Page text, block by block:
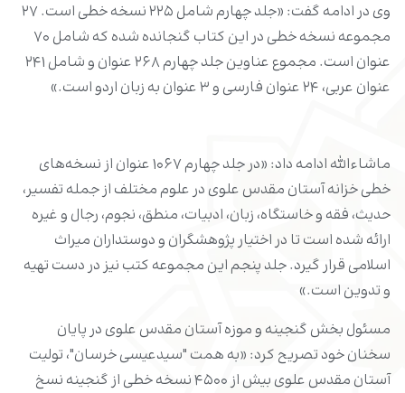
وی در ادامه گفت: «جلد چهارم شامل ۲۲۵ نسخه خطی است. ۲۷
مجموعه نسخه خطی در این کتاب گنجانده شده که شامل ۷۰
عنوان است. مجموع عناوین جلد چهارم ۲۶۸ عنوان و شامل ۲۴۱
عنوان عربی، ۲۴ عنوان فارسی و ۳ عنوان به زبان اردو است.»
ماشاءالله ادامه داد: «در جلد چهارم ۱۰۶۷ عنوان از نسخه‌های
خطی خزانه آستان مقدس علوی در علوم مختلف از جمله تفسیر،
حدیث، فقه و خاستگاه، زبان، ادبیات، منطق، نجوم، رجال و غیره
ارائه شده است تا در اختیار پژوهشگران و دوستداران میراث
اسلامی قرار گیرد. جلد پنجم این مجموعه کتب نیز در دست تهیه
و تدوین است.»
مسئول بخش گنجینه و موزه آستان مقدس علوی در پایان
سخنان خود تصریح کرد: «به همت "سیدعیسی خرسان"، تولیت
آستان مقدس علوی بیش از ۴۵۰۰ نسخه خطی از گنجینه نسخ